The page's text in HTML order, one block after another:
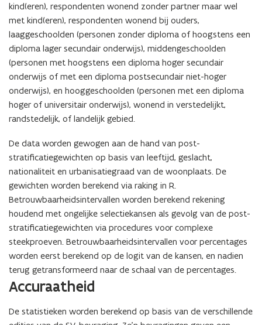
kind(eren), respondenten wonend zonder partner maar wel
met kind(eren), respondenten wonend bij ouders,
laaggeschoolden (personen zonder diploma of hoogstens een
diploma lager secundair onderwijs), middengeschoolden
(personen met hoogstens een diploma hoger secundair
onderwijs of met een diploma postsecundair niet-hoger
onderwijs), en hooggeschoolden (personen met een diploma
hoger of universitair onderwijs), wonend in verstedelijkt,
randstedelijk, of landelijk gebied.
De data worden gewogen aan de hand van post-
stratificatiegewichten op basis van leeftijd, geslacht,
nationaliteit en urbanisatiegraad van de woonplaats. De
gewichten worden berekend via raking in R.
Betrouwbaarheidsintervallen worden berekend rekening
houdend met ongelijke selectiekansen als gevolg van de post-
stratificatiegewichten via procedures voor complexe
steekproeven. Betrouwbaarheidsintervallen voor percentages
worden eerst berekend op de logit van de kansen, en nadien
terug getransformeerd naar de schaal van de percentages.
Accuraatheid
De statistieken worden berekend op basis van de verschillende